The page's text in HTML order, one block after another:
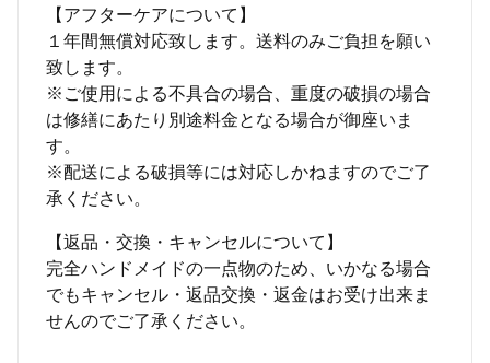
【アフターケアについて】
１年間無償対応致します。送料のみご負担を願い
致します。
※ご使用による不具合の場合、重度の破損の場合
は修繕にあたり別途料金となる場合が御座いま
す。
※配送による破損等には対応しかねますのでご了
承ください。
【返品・交換・キャンセルについて】
完全ハンドメイドの一点物のため、いかなる場合
でもキャンセル・返品交換・返金はお受け出来ま
せんのでご了承ください。